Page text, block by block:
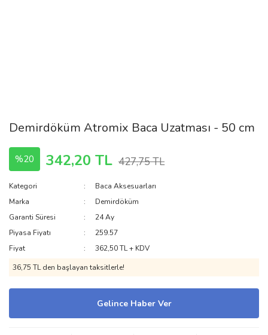
Demirdöküm Atromix Baca Uzatması - 50 cm
%20 342,20 TL 427,75 TL
Kategori
Baca Aksesuarları
Marka
Demirdöküm
Garanti Süresi
24 Ay
Piyasa Fiyatı
259.57
Fiyat
362,50 TL + KDV
36,75 TL den başlayan taksitlerle!
Gelince Haber Ver